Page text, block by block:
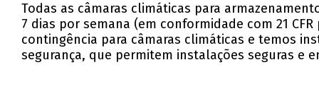
Todas as câmaras climáticas para
7 dias por semana (em conformidade com 21
contingência para câmaras climáticas e temos
segurança, que permitem instalações seguras e